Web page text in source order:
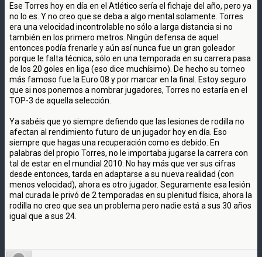
Ese Torres hoy en día en el Atlético sería el fichaje del año, pero ya
no lo es. Y no creo que se deba a algo mental solamente. Torres
era una velocidad incontrolable no sólo a larga distancia si no
también en los primero metros. Ningún defensa de aquel
entonces podía frenarle y aún así nunca fue un gran goleador
porque le falta técnica, sólo en una temporada en su carrera pasa
de los 20 goles en liga (eso dice muchísimo). De hecho su torneo
más famoso fue la Euro 08 y por marcar en la final. Estoy seguro
que si nos ponemos a nombrar jugadores, Torres no estaría en el
TOP-3 de aquella selección.
Ya sabéis que yo siempre defiendo que las lesiones de rodilla no
afectan al rendimiento futuro de un jugador hoy en día. Eso
siempre que hagas una recuperación como es debido. En
palabras del propio Torres, no le importaba jugarse la carrera con
tal de estar en el mundial 2010. No hay más que ver sus cifras
desde entonces, tarda en adaptarse a su nueva realidad (con
menos velocidad), ahora es otro jugador. Seguramente esa lesión
mal curada le privó de 2 temporadas en su plenitud física, ahora la
rodilla no creo que sea un problema pero nadie está a sus 30 años
igual que a sus 24.